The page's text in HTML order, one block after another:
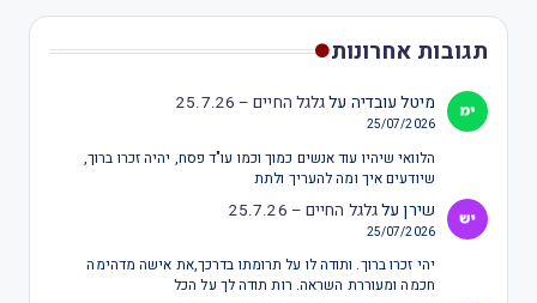
תגובות אחרונות
מיטל עובדיה עלגלגל החיים – 25.7.26
25/07/2026
הלוואי שיהיו עוד אנשים כמוך וכמו עו"ד פסח, יהיה זכרו ברוך,
שיודעים איך ומה להעריך ולתת
שירןעלגלגל החיים – 25.7.26
25/07/2026
יהי זכרו ברוך. ותודה לו על תרומתו בדרכך,את אישה מדהימה
חכמה ומעוררת השראה. רות תודה לך על הכל